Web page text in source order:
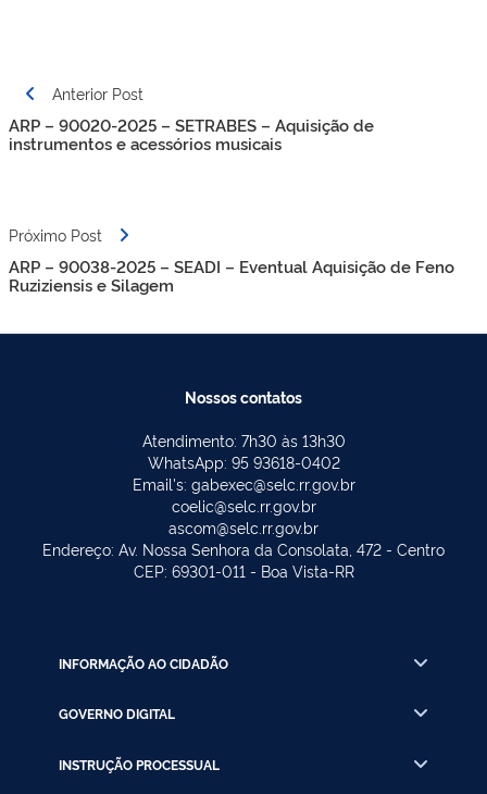
Navegação
de
Post
Anterior Post
ARP – 90020-2025 – SETRABES – Aquisição de
instrumentos e acessórios musicais
Próximo Post
ARP – 90038-2025 – SEADI – Eventual Aquisição de Feno
Ruziziensis e Silagem
Nossos contatos
Atendimento: 7h30 às 13h30
WhatsApp: 95 93618-0402
Email's: gabexec@selc.rr.gov.br
coelic@selc.rr.gov.br
ascom@selc.rr.gov.br
Endereço: Av. Nossa Senhora da Consolata, 472 - Centro
CEP: 69301-011 - Boa Vista-RR
INFORMAÇÃO AO CIDADÃO
GOVERNO DIGITAL
INSTRUÇÃO PROCESSUAL